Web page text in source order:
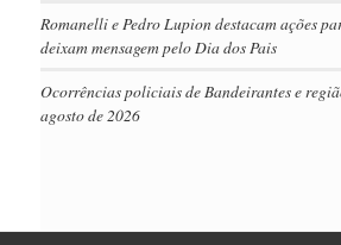
Romanelli e Pedro Lupion destacam ações
deixam mensagem pelo Dia dos Pais
Ocorrências policiais de Bandeirantes e
agosto de 2026